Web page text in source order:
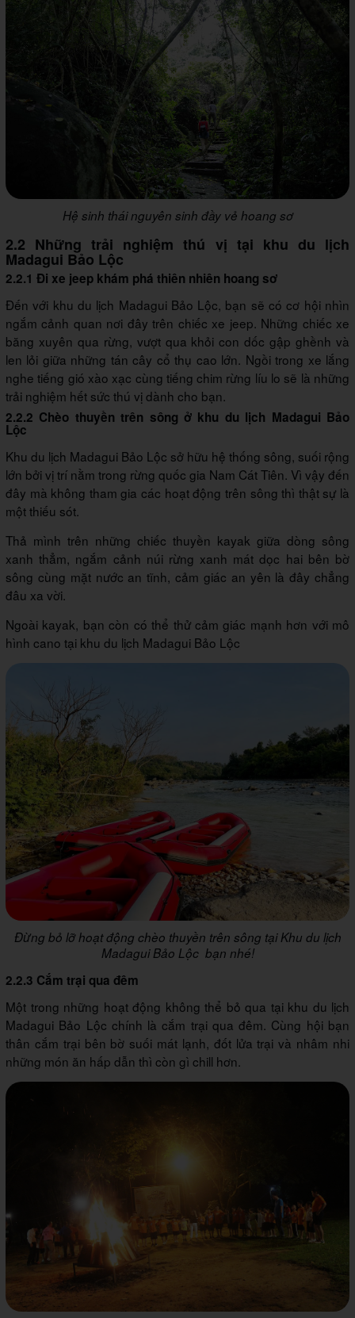
Hệ sinh thái nguyên sinh đầy vẻ hoang sơ
2.2 Những trải nghiệm thú vị tại khu du lịch
Madagui Bảo Lộc
2.2.1 Đi xe jeep khám phá thiên nhiên hoang sơ
Đến với khu du lịch Madagui Bảo Lộc, bạn sẽ có cơ hội nhìn
ngắm cảnh quan nơi đây trên chiếc xe jeep. Những chiếc xe
băng xuyên qua rừng, vượt qua khỏi con dốc gập ghềnh và
len lỏi giữa những tán cây cổ thụ cao lớn. Ngồi trong xe lắng
nghe tiếng gió xào xạc cùng tiếng chim rừng líu lo sẽ là những
trải nghiệm hết sức thú vị dành cho bạn.
2.2.2 Chèo thuyền trên sông ở khu du lịch Madagui Bảo
Lộc
Khu du lịch Madagui Bảo Lộc sở hữu hệ thống sông, suối rộng
lớn bởi vị trí nằm trong rừng quốc gia Nam Cát Tiên. Vì vậy đến
đây mà không tham gia các hoạt động trên sông thì thật sự là
một thiếu sót.
Thả mình trên những chiếc thuyền kayak giữa dòng sông
xanh thẳm, ngắm cảnh núi rừng xanh mát dọc hai bên bờ
sông cùng mặt nước an tĩnh, cảm giác an yên là đây chẳng
đâu xa vời.
Ngoài kayak, bạn còn có thể thử cảm giác mạnh hơn với mô
hình cano tại khu du lịch Madagui Bảo Lộc
Đừng bỏ lỡ hoạt động chèo thuyền trên sông tại Khu du lịch
Madagui Bảo Lộc bạn nhé!
2.2.3 Cắm trại qua đêm
Một trong những hoạt động không thể bỏ qua tại khu du lịch
Madagui Bảo Lộc chính là cắm trại qua đêm. Cùng hội bạn
thân cắm trại bên bờ suối mát lạnh, đốt lửa trại và nhâm nhi
những món ăn hấp dẫn thì còn gì chill hơn.